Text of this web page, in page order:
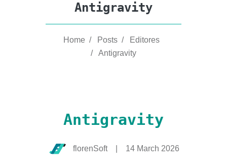
Antigravity
Home / Posts /
Editores
/ Antigravity
Antigravity
florenSoft 14 March 2026